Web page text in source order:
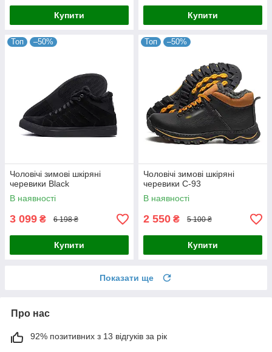
Купити Купити
Топ –50%
Чоловічі зимові шкіряні
черевики Black
В наявності
3 099 ₴ 6 198 ₴
Купити
Топ –50%
Чоловічі зимові шкіряні
черевики C-93
В наявності
2 550 ₴ 5 100 ₴
Купити
Показати ще
Про нас
92% позитивних з 13 відгуків за рік